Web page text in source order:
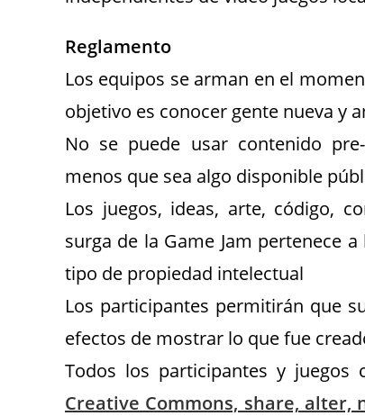
Reglamento
Los equipos se arman en el
objetivo es conocer gente nueva y
No se puede usar contenido
menos que sea algo disponible
Los juegos, ideas, arte, código,
surga de la Game Jam pertenece
tipo de propiedad intelectual
Los participantes permitirán que
efectos de mostrar lo que fue
Todos los participantes y juegos
Creative Commons, share, alter,